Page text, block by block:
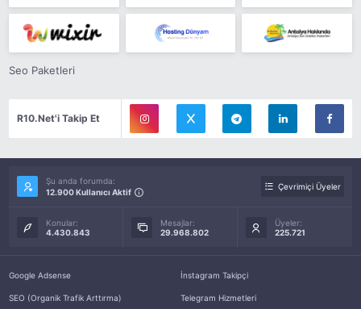
Seo Paketleri
R10.Net'i Takip Et
Şu anda forumda:
12.900 Kullanıcı Aktif
Çevrimiçi Üyeler
Konular:
4.430.843
Mesajlar:
29.968.802
Üyeler:
225.721
Google Adsense
SEO (Organik Trafik Arttırma)
İnstagram Takipçi
Telegram Hizmetleri